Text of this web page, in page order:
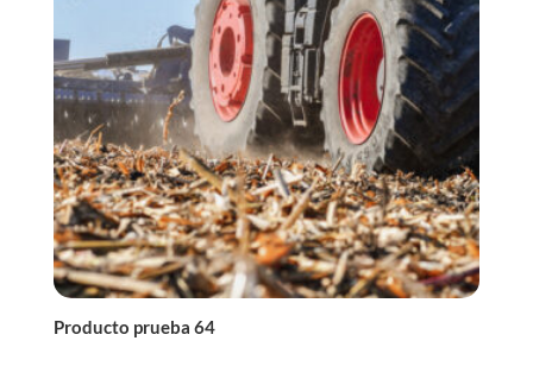
Producto prueba 64